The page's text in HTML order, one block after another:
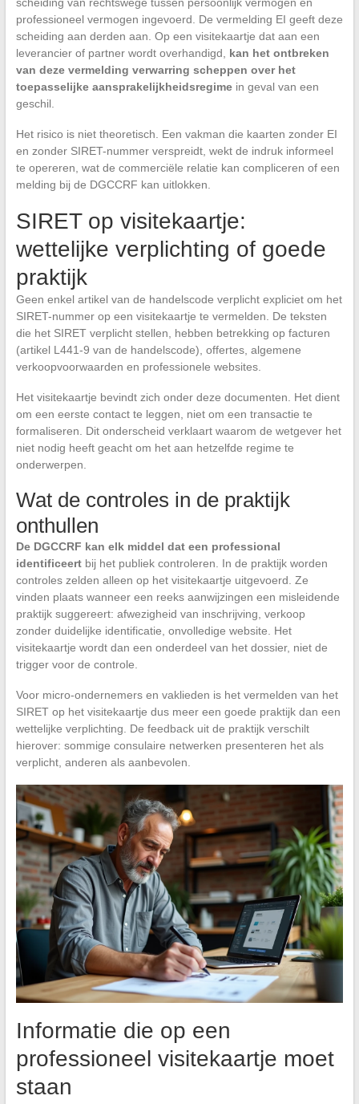
professioneel vermogen ingevoerd. De vermelding EI geeft deze
scheiding aan derden aan. Op een visitekaartje dat aan een
leverancier of partner wordt overhandigd, kan het ontbreken
van deze vermelding verwarring scheppen over het
toepasselijke aansprakelijkheidsregimein geval van een
geschil.
Het risico is niet theoretisch. Een vakman die kaarten zonder EI
en zonder SIRET-nummer verspreidt, wekt de indruk informeel
te opereren, wat de commerciële relatie kan compliceren of een
melding bij de DGCCRF kan uitlokken.
SIRET op visitekaartje:
wettelijke verplichting of goede
praktijk
Geen enkel artikel van de handelscode verplicht expliciet om het
SIRET-nummer op een visitekaartje te vermelden. De teksten
die het SIRET verplicht stellen, hebben betrekking op facturen
(artikel L441-9 van de handelscode), offertes, algemene
verkoopvoorwaarden en professionele websites.
Het visitekaartje bevindt zich onder deze documenten. Het dient
om een eerste contact te leggen, niet om een transactie te
formaliseren. Dit onderscheid verklaart waarom de wetgever het
niet nodig heeft geacht om het aan hetzelfde regime te
onderwerpen.
Wat de controles in de praktijk
onthullen
De DGCCRF kan elk middel dat een professional
identificeertbij het publiek controleren. In de praktijk worden
controles zelden alleen op het visitekaartje uitgevoerd. Ze
vinden plaats wanneer een reeks aanwijzingen een misleidende
praktijk suggereert: afwezigheid van inschrijving, verkoop
zonder duidelijke identificatie, onvolledige website. Het
visitekaartje wordt dan een onderdeel van het dossier, niet de
trigger voor de controle.
Voor micro-ondernemers en vaklieden is het vermelden van het
SIRET op het visitekaartje dus meer een goede praktijk dan een
wettelijke verplichting. De feedback uit de praktijk verschilt
hierover: sommige consulaire netwerken presenteren het als
verplicht, anderen als aanbevolen.
Informatie die op een
professioneel visitekaartje moet
staan